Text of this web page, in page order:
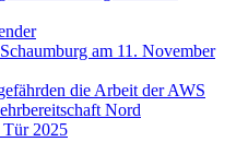
am 11. November
die Arbeit der AWS
Nord
Tür 2025